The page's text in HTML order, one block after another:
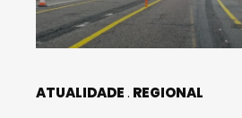
ATUALIDADE REGIONAL